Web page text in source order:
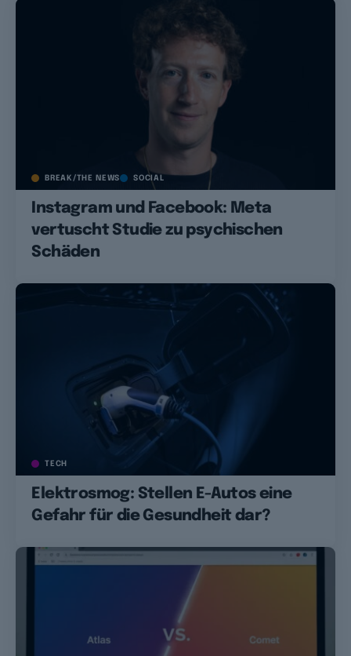
BREAK/THE NEWS SOCIAL
Instagram und Facebook: Meta
vertuscht Studie zu psychischen
Schäden
TECH
Elektrosmog: Stellen E-Autos eine
Gefahr für die Gesundheit dar?